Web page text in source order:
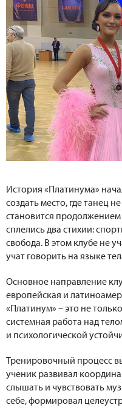
История «Платинума»
создать место, где танец
становится
сплелись два стихии:
свобода. В этом клубе не
учат говорить на языке
Основное направление
европейская и
«Платинум» – это не
системная работа над
и психологической
Тренировочный процесс
ученик развивал
слышать и чувствовать
себе, формировал